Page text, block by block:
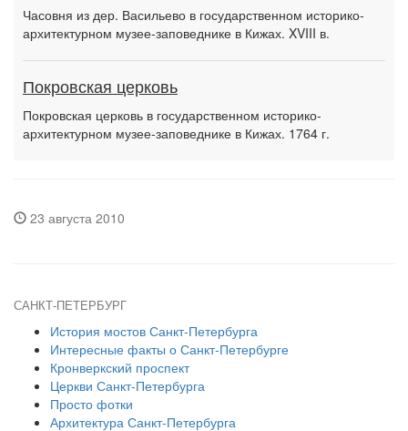
Часовня из дер. Васильево в государственном историко-
архитектурном музее-заповеднике в Кижах. XVIII в.
Покровская церковь
Покровская церковь в государственном историко-
архитектурном музее-заповеднике в Кижах. 1764 г.
23 августа 2010
САНКТ-ПЕТЕРБУРГ
История мостов Санкт-Петербурга
Интересные факты о Санкт-Петербурге
Кронверкский проспект
Церкви Санкт-Петербурга
Просто фотки
Архитектура Санкт-Петербурга